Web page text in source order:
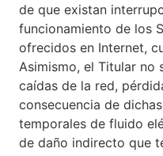
de que existan
funcionamiento de los
ofrecidos en Internet,
Asimismo, el Titular no
caídas de la red,
consecuencia de
temporales de fluido
de daño indirecto que